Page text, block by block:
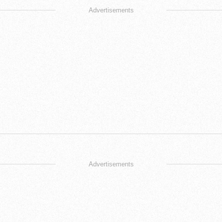
Advertisements
Advertisements